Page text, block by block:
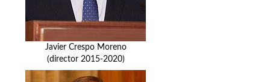
Javier Crespo Moreno
(director 2015-2020)